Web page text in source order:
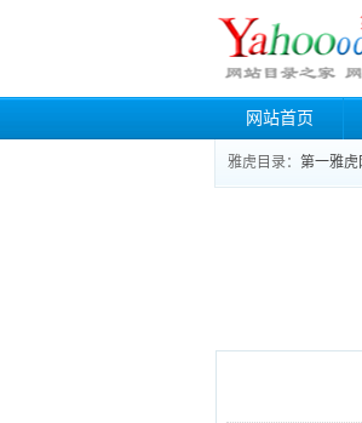
网站首页
雅虎目录： 第一雅虎